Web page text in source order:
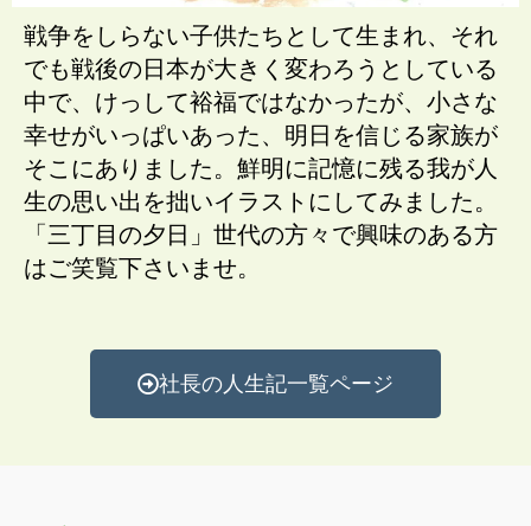
戦争をしらない子供たちとして生まれ、それ
でも戦後の日本が大きく変わろうとしている
中で、けっして裕福ではなかったが、小さな
幸せがいっぱいあった、明日を信じる家族が
そこにありました。鮮明に記憶に残る我が人
生の思い出を拙いイラストにしてみました。
「三丁目の夕日」世代の方々で興味のある方
はご笑覧下さいませ。
社長の人生記一覧ページ